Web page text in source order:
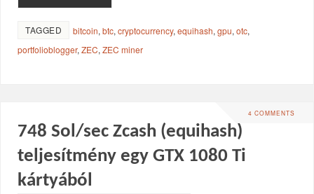
TAGGED bitcoin,btc,cryptocurrency,equihash,gpu,otc,
portfolioblogger,ZEC,ZEC miner
4 COMMENTS
748 Sol/sec Zcash (equihash)
teljesítmény egy GTX 1080 Ti
kártyából